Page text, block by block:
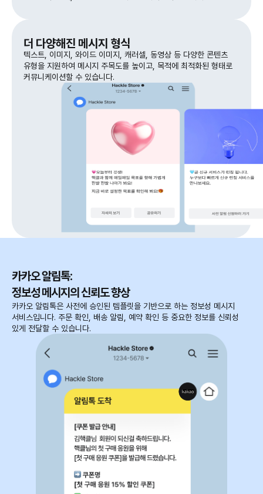
더 다양해진 메시지 형식
텍스트, 이미지, 와이드 이미지, 캐러셀, 동영상 등 다양한 콘텐츠
유형을 지원하여 메시지 주목도를 높이고, 목적에 최적화된 형태로
커뮤니케이션할 수 있습니다.
카카오 알림톡:
정보성 메시지의 신뢰도 향상
카카오 알림톡은 사전에 승인된 템플릿을 기반으로 하는 정보성 메시지
서비스입니다. 주문 확인, 배송 알림, 예약 확인 등 중요한 정보를 신뢰성
있게 전달할 수 있습니다.